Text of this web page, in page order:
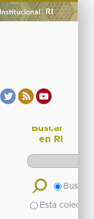
Buscar
en RI
Buscar
Esta